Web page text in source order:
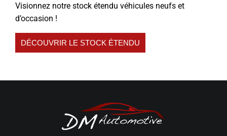
Visionnez notre stock étendu véhicules neufs et
d’occasion !
DÉCOUVRIR LE STOCK ÉTENDU